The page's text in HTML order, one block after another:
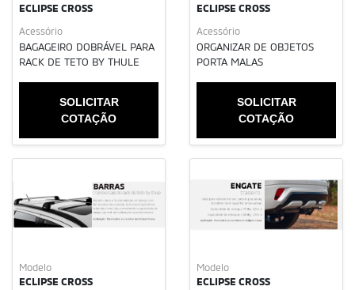
ECLIPSE CROSS
Acessório
BAGAGEIRO DOBRÁVEL PARA
RACK DE TETO BY THULE
SOLICITAR
COTAÇÃO
ECLIPSE CROSS
Acessório
ORGANIZAR DE OBJETOS
PORTA MALAS
SOLICITAR
COTAÇÃO
Modelo
ECLIPSE CROSS
Modelo
ECLIPSE CROSS